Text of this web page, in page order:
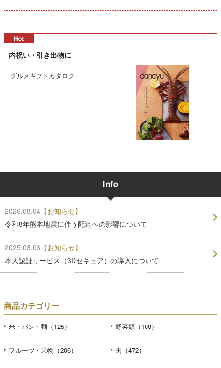
内祝い・引き出物に
グルメギフトカタログ
2026.08.04 【お知らせ】
令和8年熊本地震に伴う配達への影響について
2025.03.06 【お知らせ】
本人認証サービス（3Dセキュア）の導入について
商品カテゴリー
米・パン・麺（125） 野菜類（108）
フルーツ・果物（206） 肉（472）